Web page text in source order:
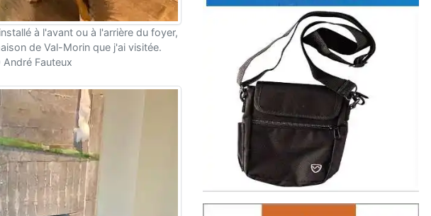
à l'avant ou à l'arrière du foyer,
de Val-Morin que j'ai visitée.
Fauteux